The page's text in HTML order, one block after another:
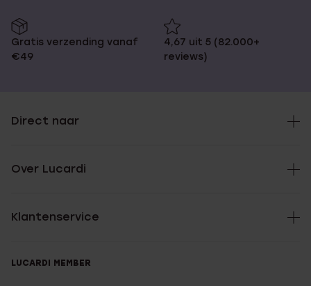
Gratis verzending vanaf
€49
4,67 uit 5 (82.000+
reviews)
Direct naar
Over Lucardi
Klantenservice
LUCARDI MEMBER